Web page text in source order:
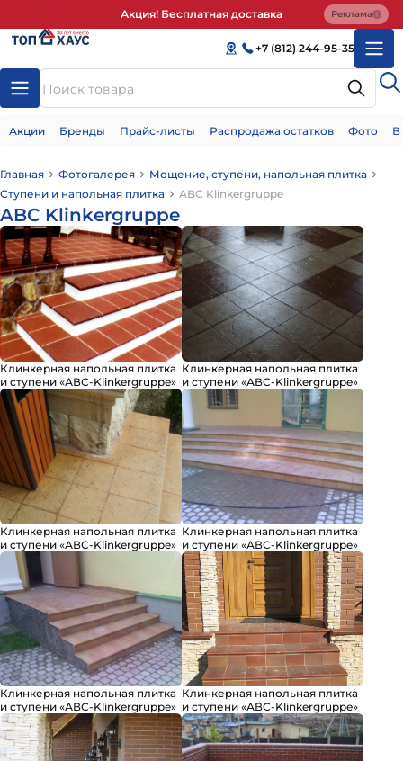
Акция! Бесплатная доставка Реклама
+7 (812) 244-95-35
Акции Бренды Прайс-листы Распродажа остатков Фото
Главная Фотогалерея
Мощение, ступени, напольная плитка
Ступени и напольная плитка
ABC Klinkergruppe
ABC Klinkergruppe
Клинкерная напольная плитка
и ступени «АВС-Klinkergruppe»
Клинкерная напольная плитка
и ступени «АВС-Klinkergruppe»
Клинкерная напольная плитка
и ступени «АВС-Klinkergruppe»
Клинкерная напольная плитка
и ступени «АВС-Klinkergruppe»
Клинкерная напольная плитка
и ступени «АВС-Klinkergruppe»
Клинкерная напольная плитка
и ступени «АВС-Klinkergruppe»